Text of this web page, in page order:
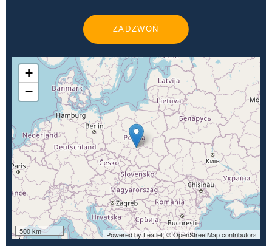
ZADZWOŃ
+
−
500 km Powered by Leaflet,© OpenStreetMap contributors